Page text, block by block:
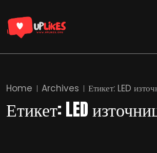
Home Archives Етикет: LED
Етикет:LED